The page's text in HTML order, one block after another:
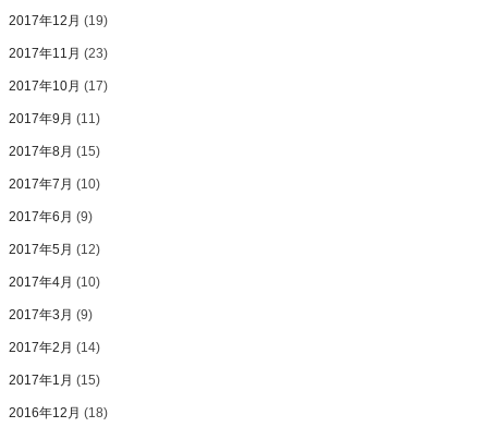
2017年12月 (19)
2017年11月 (23)
2017年10月 (17)
2017年9月 (11)
2017年8月 (15)
2017年7月 (10)
2017年6月 (9)
2017年5月 (12)
2017年4月 (10)
2017年3月 (9)
2017年2月 (14)
2017年1月 (15)
2016年12月 (18)